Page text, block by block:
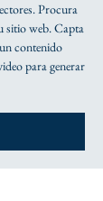
Procura
sitio web. Capta
contenido
para generar